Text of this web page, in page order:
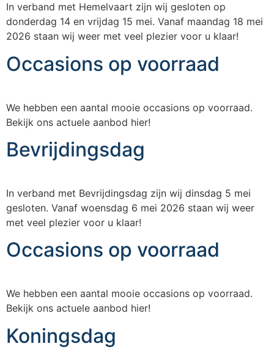
In verband met Hemelvaart zijn wij gesloten op
donderdag 14 en vrijdag 15 mei. Vanaf maandag 18 mei
2026 staan wij weer met veel plezier voor u klaar!
Occasions op voorraad
We hebben een aantal mooie occasions op voorraad.
Bekijk ons actuele aanbod hier!
Bevrijdingsdag
In verband met Bevrijdingsdag zijn wij dinsdag 5 mei
gesloten. Vanaf woensdag 6 mei 2026 staan wij weer
met veel plezier voor u klaar!
Occasions op voorraad
We hebben een aantal mooie occasions op voorraad.
Bekijk ons actuele aanbod hier!
Koningsdag